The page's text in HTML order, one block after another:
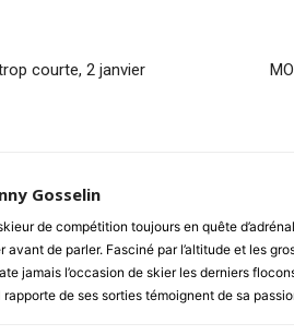
courte, 2 janvier
Gosselin
de compétition toujours en quête
avant de parler. Fasciné par l’altitude et les
jamais l’occasion de skier les derniers
rapporte de ses sorties témoignent de sa